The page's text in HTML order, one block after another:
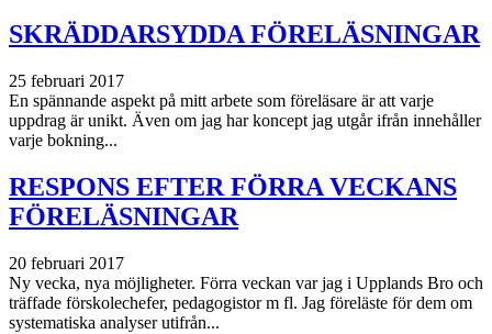
SKRÄDDARSYDDA FÖRELÄSNINGAR
25 februari 2017
En spännande aspekt på mitt arbete som föreläsare är att varje
uppdrag är unikt. Även om jag har koncept jag utgår ifrån innehåller
varje bokning...
RESPONS EFTER FÖRRA VECKANS
FÖRELÄSNINGAR
20 februari 2017
Ny vecka, nya möjligheter. Förra veckan var jag i Upplands Bro och
träffade förskolechefer, pedagogistor m fl. Jag föreläste för dem om
systematiska analyser utifrån...